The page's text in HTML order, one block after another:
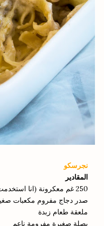
نجرسكو
المقادير
250 غم معكرونة (انا استخدمت فتوتشيني)
صدر دجاج مفروم مكعبات
ملعقة طعام زبدة
بصلة صغيرة مفرومة ناعم